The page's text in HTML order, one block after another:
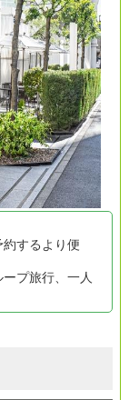
するより便
プ旅行、一人